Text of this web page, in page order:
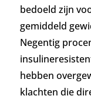
bedoeld zijn
gemiddeld
Negentig
hebben
klachten die